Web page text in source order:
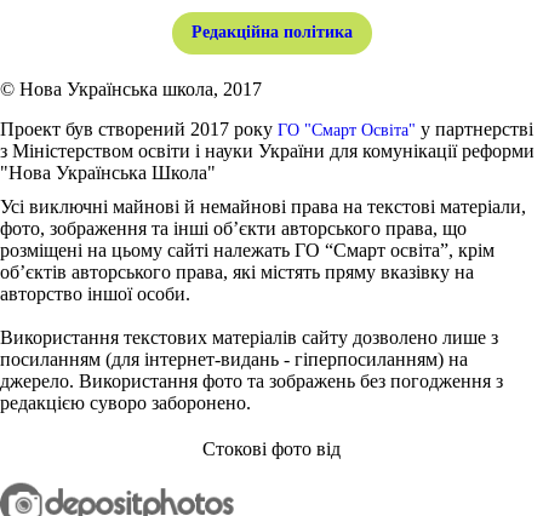
Редакційна політика
© Нова Українська школа, 2017
Проект був створений 2017 року ГО "Смарт Освіта" у партнерстві
з Міністерством освіти і науки України для комунікації реформи
"Нова Українська Школа"
Усі виключні майнові й немайнові права на текстові матеріали,
фото, зображення та інші об’єкти авторського права, що
розміщені на цьому сайті належать ГО “Смарт освіта”, крім
об’єктів авторського права, які містять пряму вказівку на
авторство іншої особи.
Використання текстових матеріалів сайту дозволено лише з
посиланням (для інтернет-видань - гіперпосиланням) на
джерело. Використання фото та зображень без погодження з
редакцією суворо заборонено.
Стокові фото від